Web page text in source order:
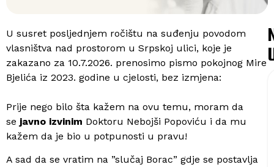
U susret posljednjem ročištu na suđenju povodom
vlasništva nad prostorom u Srpskoj ulici, koje je
zakazano za 10.7.2026. prenosimo pismo pokojnog Mire
Bjelića iz 2023. godine u cjelosti, bez izmjena:
Prije nego bilo šta kažem na ovu temu, moram da
se javno izvinim Doktoru Nebojši Popoviću i da mu
kažem da je bio u potpunosti u pravu!
A sad da se vratim na ”slučaj Borac” gdje se postavlja